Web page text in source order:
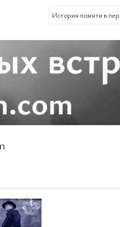
История памяти в